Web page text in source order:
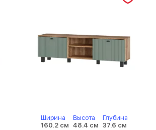
Ширина
160.2 см
Высота
48.4 см
Глубина
37.6 см